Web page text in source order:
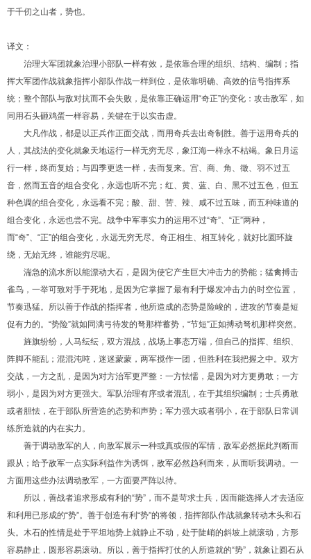
于千仞之山者，势也。
译文：
治理大军团就象治理小部队一样有效，是依靠合理的组织、结构、编制；指
挥大军团作战就象指挥小部队作战一样到位，是依靠明确、高效的信号指挥系
统；整个部队与敌对抗而不会失败，是依靠正确运用“奇正”的变化：攻击敌军，如
同用石头砸鸡蛋一样容易，关键在于以实击虚。
大凡作战，都是以正兵作正面交战，而用奇兵去出奇制胜。善于运用奇兵的
人，其战法的变化就象天地运行一样无穷无尽，象江海一样永不枯竭。象日月运
行一样，终而复始；与四季更迭一样，去而复来。宫、商、角、徵、羽不过五
音，然而五音的组合变化，永远也听不完；红、黄、蓝、白、黑不过五色，但五
种色调的组合变化，永远看不完；酸、甜、苦、辣、咸不过五味，而五种味道的
组合变化，永远也尝不完。战争中军事实力的运用不过“奇”、“正”两种，
而“奇”、“正”的组合变化，永远无穷无尽。奇正相生、相互转化，就好比圆环旋
绕，无始无终，谁能穷尽呢。
湍急的流水所以能漂动大石，是因为使它产生巨大冲击力的势能；猛禽搏击
雀鸟，一举可致对手于死地，是因为它掌握了最有利于爆发冲击力的时空位置，
节奏迅猛。所以善于作战的指挥者，他所造成的态势是险峻的，进攻的节奏是短
促有力的。“势险”就如同满弓待发的弩那样蓄势，“节短”正如搏动弩机那样突然。
旌旗纷纷，人马纭纭，双方混战，战场上事态万端，但自己的指挥、组织、
阵脚不能乱；混混沌吨，迷迷蒙蒙，两军搅作一团，但胜利在我把握之中。双方
交战，一方之乱，是因为对方治军更严整：一方怯懦，是因为对方更勇敢；一方
弱小，是因为对方更强大。军队治理有序或者混乱，在于其组织编制；士兵勇敢
或者胆怯，在于部队所营造的态势和声势；军力强大或者弱小，在于部队日常训
练所造就的内在实力。
善于调动敌军的人，向敌军展示一种或真或假的军情，敌军必然据此判断而
跟从；给予敌军一点实际利益作为诱饵，敌军必然趋利而来，从而听我调动。一
方面用这些办法调动敌军，一方面要严阵以待。
所以，善战者追求形成有利的“势”，而不是苛求士兵，因而能选择人才去适应
和利用已形成的“势”。善于创造有利“势”的将领，指挥部队作战就象转动木头和石
头。木石的性情是处于平坦地势上就静止不动，处于陡峭的斜坡上就滚动，方形
容易静止，圆形容易滚动。所以，善于指挥打仗的人所造就的“势”，就象让圆石从